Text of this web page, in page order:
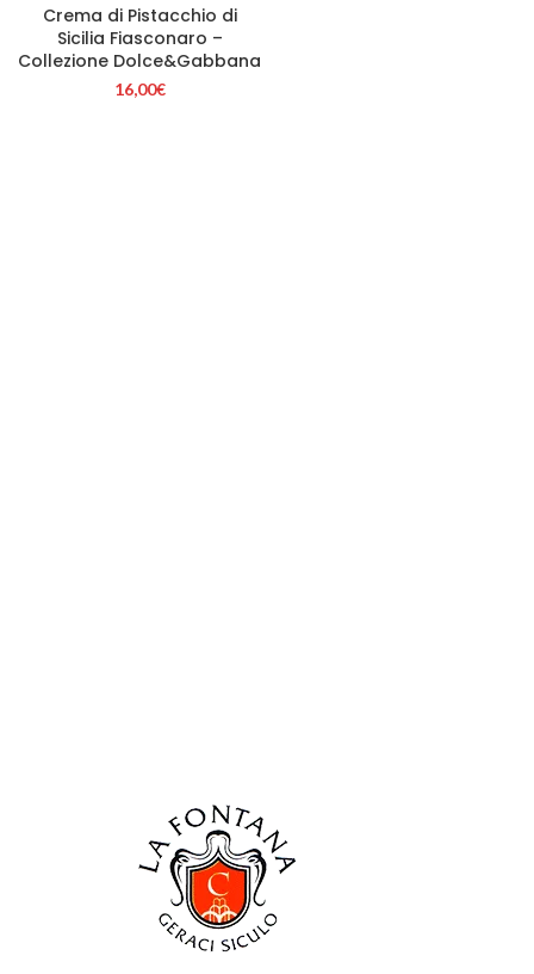
Crema di Pistacchio di
Sicilia Fiasconaro –
Collezione Dolce&Gabbana
16,00€